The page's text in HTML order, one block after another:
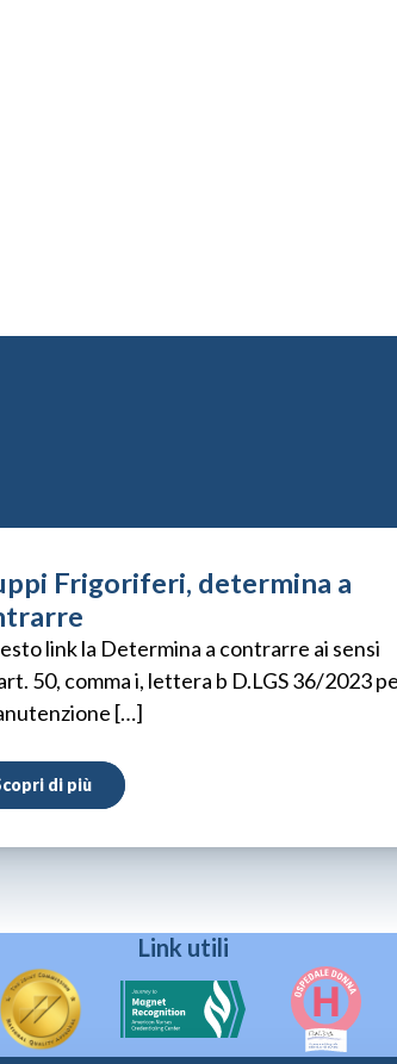
Frigoriferi, determina a
link la Determina a contrarre ai sensi
50, comma i, lettera b D.LGS 36/2023
[…]
di più
Link utili